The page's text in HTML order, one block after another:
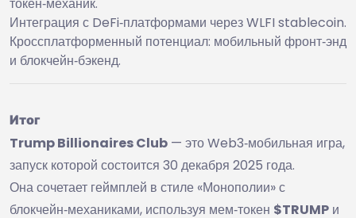
Интеграция с DeFi‑платформами через WLFI stablecoin.
Кроссплатформенный потенциал: мобильный фронт‑энд
и блокчейн‑бэкенд.
Итог
Trump Billionaires Club — это Web3‑мобильная игра,
запуск которой состоится 30 декабря 2025 года.
Она сочетает геймплей в стиле «Монополии» с
блокчейн‑механиками, используя мем‑токен $TRUMP и